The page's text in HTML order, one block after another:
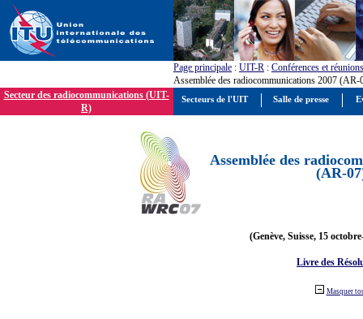
Page principale : UIT-R : Conférences et réunions
Assemblée des radiocommunications 2007 (AR-
Secteur des radiocommunications (UIT-
R)
Assemblée des
(AR-
(Genève, Suisse, 15
Livre des
Masquer
Secteurs de l'UIT Salle de presse